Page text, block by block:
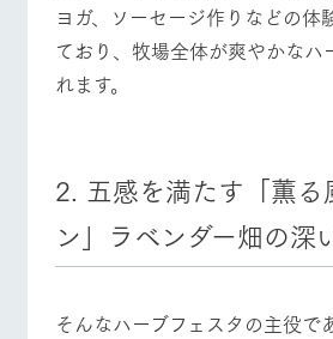
ヨガ、ソーセージ作りなどの体
ており、牧場全体が爽やかなハ
れます。
2. 五感を満たす「薫る
ン」ラベンダー畑の深
そんなハーブフェスタの主役で